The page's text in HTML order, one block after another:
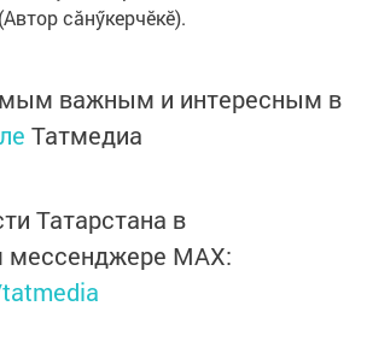
сăнӳкерчӗкӗ).
важным и интересным в
Татмедиа
Татарстана в
мессенджере MАХ: